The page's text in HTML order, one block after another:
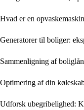
Hvad er en
Generatorer til boliger:
Sammenligning af
Optimering af din
Udforsk ubegribelighed: